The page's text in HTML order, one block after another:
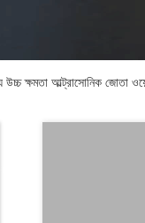
ক্ষমতা আল্ট্রাসোনিক জোতা